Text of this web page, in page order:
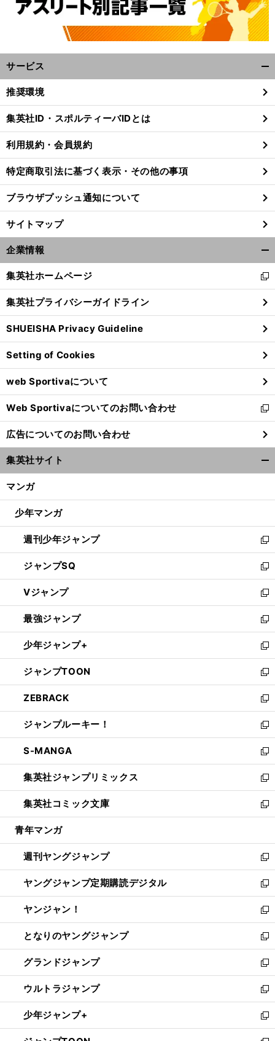
サービス
閉
る
推奨環境
集英社ID・スポルティーバIDとは
利用規約・会員規約
特定商取引法に基づく表示・その他の事項
ブラウザプッシュ通知について
サイトマップ
企業情報
閉
る
集英社ホームページ
新
し
い
ウ
ィ
ン
ド
ウ
で
開
く
集英社プライバシーガイドライン
SHUEISHA Privacy Guideline
Setting of Cookies
web Sportivaについて
Web Sportivaについてのお問い合わせ
新
し
い
ウ
ィ
ン
ウ
開
く
広告についてのお問い合わせ
集英社サイト
マンガ
少年マンガ
週刊少年ジャンプ
新
し
い
ウ
ィ
ン
ド
ウ
で
開
く
ジャンプSQ
新
し
い
ウ
ィ
ン
ド
ウ
で
開
く
Vジャンプ
新
し
い
ウ
ィ
ン
ド
ウ
で
開
く
最強ジャンプ
新
し
い
ウ
ィ
ン
ド
ウ
で
開
く
少年ジャンプ+
新
し
い
ウ
ィ
ン
ド
ウ
で
開
く
ジャンプTOON
新
し
い
ウ
ィ
ン
ド
ウ
で
開
く
ZEBRACK
新
し
い
ウ
ィ
ン
ド
ウ
で
開
ジャンプルーキー！
新
し
い
ウ
ィ
ン
ド
ウ
開
く
S-MANGA
新
し
い
ウ
ィ
ン
ウ
で
開
く
集英社ジャンプリミックス
新
し
い
ウ
ン
ド
ウ
で
開
く
集英社コミック文庫
新
し
ウ
ィ
ン
ド
ウ
で
開
く
青年マンガ
週刊ヤングジャンプ
新
し
い
ウ
ィ
ン
ド
ウ
で
開
く
ヤングジャンプ定期購読デジタル
新
し
い
ウ
ィ
ン
ド
ウ
で
開
く
ヤンジャン！
新
し
い
ウ
ィ
ン
ド
ウ
で
開
となりのヤングジャンプ
新
し
い
ウ
ィ
ン
ド
ウ
グランドジャンプ
新
し
い
ウ
ィ
ン
ウルトラジャンプ
新
し
い
ウ
少年ジャンプ+
新
し